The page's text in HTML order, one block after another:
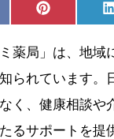
Share
on
Pinterest
薬局」は、地域
られています。
く、健康相談や
るサポートを提